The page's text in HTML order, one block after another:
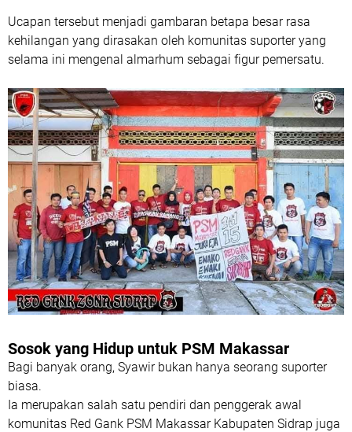
Ucapan tersebut menjadi gambaran betapa besar rasa
kehilangan yang dirasakan oleh komunitas suporter yang
selama ini mengenal almarhum sebagai figur pemersatu.
Sosok yang Hidup untuk PSM Makassar
Bagi banyak orang, Syawir bukan hanya seorang suporter
biasa.
Ia merupakan salah satu pendiri dan penggerak awal
komunitas Red Gank PSM Makassar Kabupaten Sidrap juga